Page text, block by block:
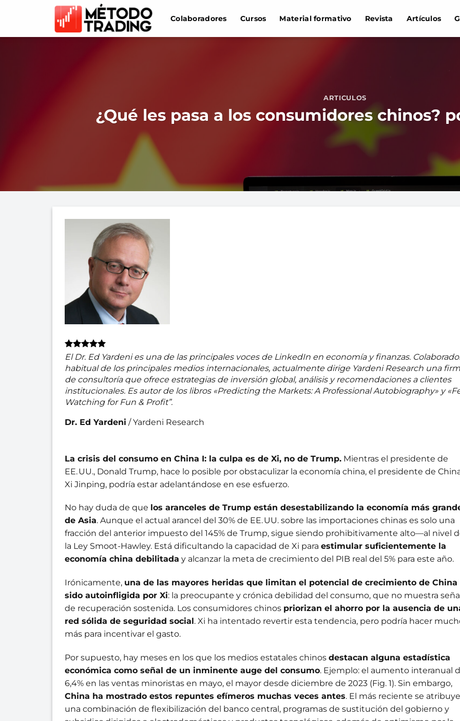
Colaboradores Cursos Material formativo Revista Artículos
ARTICULOS
¿Qué les pasa a los consumidores chinos?
El Dr. Ed Yardeni es una de las principales voces de LinkedIn en economía y finanzas.
habitual de los principales medios internacionales, actualmente dirige Yardeni Research una
de consultoría que ofrece estrategias de inversión global, análisis y recomendaciones a clientes
institucionales. Es autor de los libros «Predicting the Markets: A Professional Autobiography» y
Watching for Fun & Profit”.
Dr. Ed Yardeni /Yardeni Research
La crisis del consumo en China I: la culpa es de Xi, no de Trump. Mientras el presidente de
EE. UU., Donald Trump, hace lo posible por obstaculizar la economía china, el presidente de
Xi Jinping, podría estar adelantándose en ese esfuerzo.
No hay duda de que los aranceles de Trump están desestabilizando la economía más
de Asia. Aunque el actual arancel del 30% de EE. UU. sobre las importaciones chinas es solo una
fracción del anterior impuesto del 145% de Trump, sigue siendo prohibitivamente alto—al nivel
la Ley Smoot-Hawley. Está dificultando la capacidad de Xi para estimular suficientemente la
economía china debilitada y alcanzar la meta de crecimiento del PIB real del 5% para este año.
Irónicamente, una de las mayores heridas que limitan el potencial de crecimiento de China
sido autoinfligida por Xi: la preocupante y crónica debilidad del consumo, que no muestra
de recuperación sostenida. Los consumidores chinos priorizan el ahorro por la ausencia de
red sólida de seguridad social. Xi ha intentado revertir esta tendencia, pero podría hacer
más para incentivar el gasto.
Por supuesto, hay meses en los que los medios estatales chinos destacan alguna estadística
económica como señal de un inminente auge del consumo. Ejemplo: el aumento interanual
6,4% en las ventas minoristas en mayo, el mayor desde diciembre de 2023 (Fig. 1). Sin embargo,
China ha mostrado estos repuntes efímeros muchas veces antes. El más reciente se
una combinación de flexibilización del banco central, programas de sustitución del gobierno y